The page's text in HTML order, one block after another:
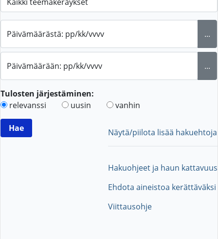
Päivämäärästä: pp/kk/vvvv ...
Päivämäärään: pp/kk/vvvv ...
Tulosten järjestäminen:
relevanssi
uusin vanhin
Näytä/piilota lisää hakuehtoja
Hakuohjeet ja haun kattavuus
Ehdota aineistoa kerättäväksi
Viittausohje